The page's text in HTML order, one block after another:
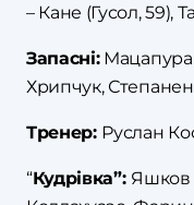
– Кане (Гусол, 59),
Запасні:
Хрипчук,
Тренер: Руслан
“Кудрівка”: Яшков